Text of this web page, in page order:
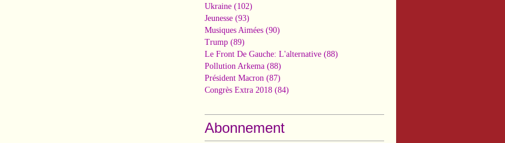
Ukraine (102)
Jeunesse (93)
Musiques Aimées (90)
Trump (89)
Le Front De Gauche: L'alternative (88)
Pollution Arkema (88)
Président Macron (87)
Congrès Extra 2018 (84)
Abonnement